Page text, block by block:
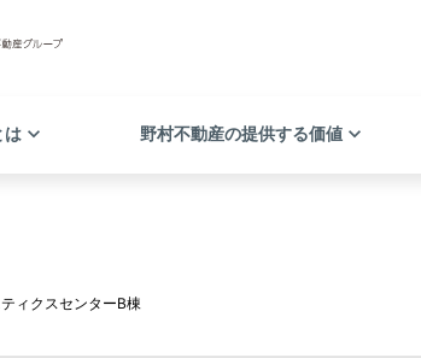
keyboard_arrow_down 野村不動産の提供する価値 keyboard_arrow_down
ィクスセンターB棟